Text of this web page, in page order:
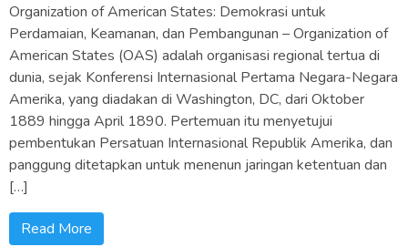
Organization of American States: Demokrasi untuk
Perdamaian, Keamanan, dan Pembangunan – Organization of
American States (OAS) adalah organisasi regional tertua di
dunia, sejak Konferensi Internasional Pertama Negara-Negara
Amerika, yang diadakan di Washington, DC, dari Oktober
1889 hingga April 1890. Pertemuan itu menyetujui
pembentukan Persatuan Internasional Republik Amerika, dan
panggung ditetapkan untuk menenun jaringan ketentuan dan
[…]
Read More